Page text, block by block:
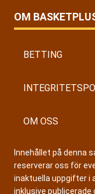
OM
BETTING
OM OSS
Innehållet på denna
reserverar oss för
inaktuella uppgifter i
inklusive